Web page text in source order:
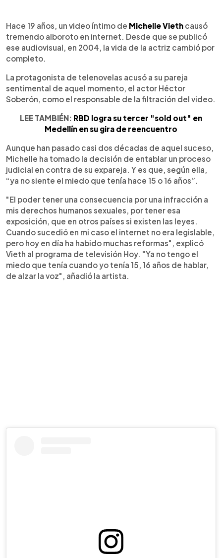
► Escuchar artículo
Hace 19 años, un video íntimo de Michelle Vieth causó
tremendo alboroto en internet. Desde que se publicó
ese audiovisual, en 2004, la vida de la actriz cambió por
completo.
La protagonista de telenovelas acusó a su pareja
sentimental de aquel momento, el actor Héctor
Soberón, como el responsable de la filtración del video.
LEE TAMBIÉN: RBD logra su tercer "sold out" en
Medellín en su gira de reencuentro
Aunque han pasado casi dos décadas de aquel suceso,
Michelle ha tomado la decisión de entablar un proceso
judicial en contra de su expareja. Y es que, según ella,
“ya no siente el miedo que tenía hace 15 o 16 años”.
"El poder tener una consecuencia por una infracción a
mis derechos humanos sexuales, por tener esa
exposición, que en otros países si existen las leyes.
Cuando sucedió en mi caso el internet no era legislable,
pero hoy en día ha habido muchas reformas", explicó
Vieth al programa de televisión Hoy. "Ya no tengo el
miedo que tenía cuando yo tenía 15, 16 años de hablar,
de alzar la voz", añadió la artista.